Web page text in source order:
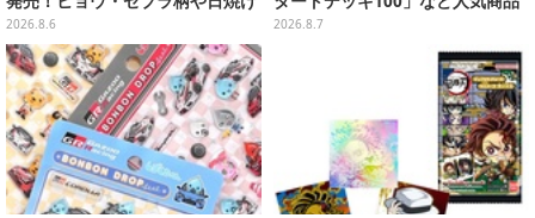
デザインの可愛い雑貨・アパレル
など多数
2026.8.6
が対象
2026.8.7